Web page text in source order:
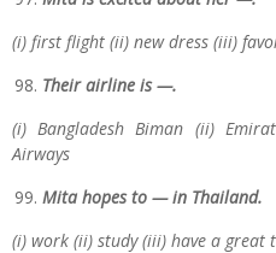
(i) first flight (ii) new dress (iii)
Their airline is —.
(i) Bangladesh Biman (ii)
Airways
Mita hopes to — in Thailand.
(i) work (ii) study (iii) have a great